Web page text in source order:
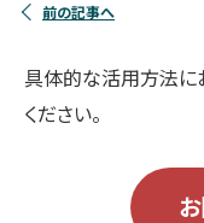
前の記事へ
具体的な活用方法に
ください。